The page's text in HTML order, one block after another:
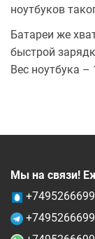
ноутбуков
Батареи же
быстрой
Вес ноутбука
Мы на связи!